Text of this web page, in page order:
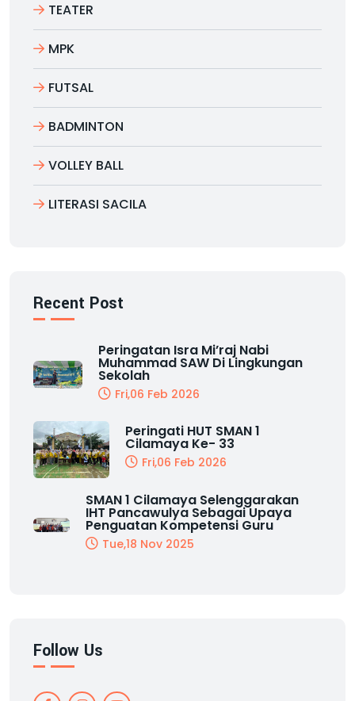
TEATER
MPK
FUTSAL
BADMINTON
VOLLEY BALL
LITERASI SACILA
Recent Post
Peringatan Isra Mi’raj Nabi
Muhammad SAW Di Lingkungan
Sekolah
Fri,06 Feb 2026
Peringati HUT SMAN 1
Cilamaya Ke- 33
Fri,06 Feb 2026
SMAN 1 Cilamaya Selenggarakan
IHT Pancawulya Sebagai Upaya
Penguatan Kompetensi Guru
Tue,18 Nov 2025
Follow Us